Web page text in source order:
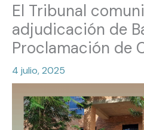
El Tribunal
adjudicación de
Proclamación de
4 julio, 2025